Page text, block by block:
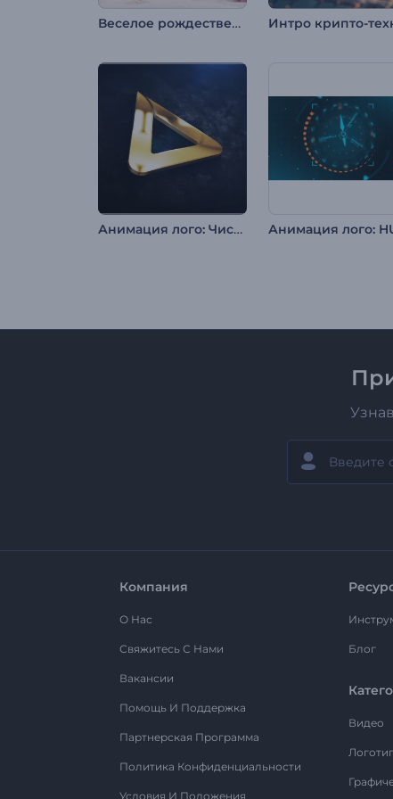
Веселое рождественское вступление к мультфильму
Анимация лого: Чистый металл
Компания
О Нас
Свяжитесь С Нами
Вакансии
Помощь И Поддержка
Партнерская Программа
Политика Конфиденциальности
Условия И Положения
Блог
Видео